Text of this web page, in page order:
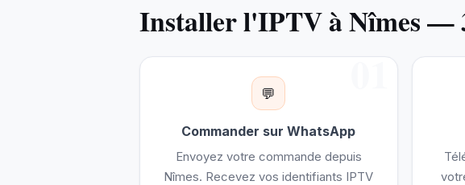
Installer l'IPTV à Nîmes —
01
💬
Commander sur WhatsApp
Envoyez votre commande depuis
Nîmes. Recevez vos identifiants IPTV